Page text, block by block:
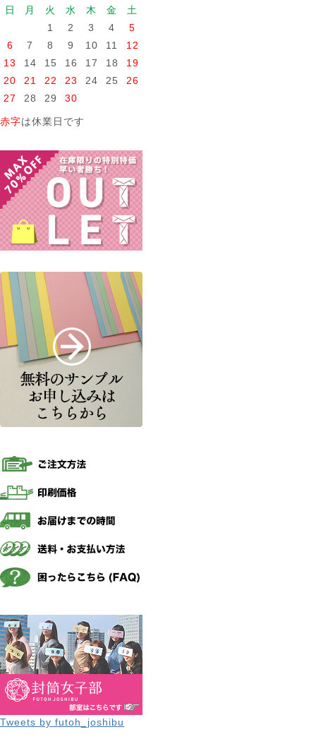
日 月 火 水 木 金
土
1
2 3 4
5
6
7 8 9 10 11
12
13
14 15 16 17 18
19
20
21 22 23 24 25
26
27
28 29 30
赤字は休業日です
Tweets by futoh_joshibu